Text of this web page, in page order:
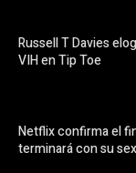
Russell T Davies
VIH en Tip Toe
Netflix confirma el
terminará con su